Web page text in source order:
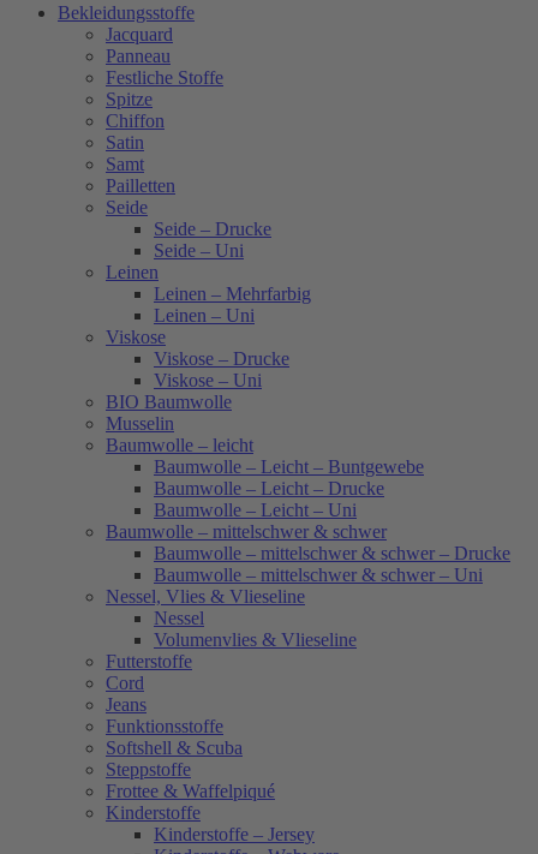
Bekleidungsstoffe
Jacquard
Panneau
Festliche Stoffe
Spitze
Chiffon
Satin
Samt
Pailletten
Seide
Seide – Drucke
Seide – Uni
Leinen
Leinen – Mehrfarbig
Leinen – Uni
Viskose
Viskose – Drucke
Viskose – Uni
BIO Baumwolle
Musselin
Baumwolle – leicht
Baumwolle – Leicht – Buntgewebe
Baumwolle – Leicht – Drucke
Baumwolle – Leicht – Uni
Baumwolle – mittelschwer & schwer
Baumwolle – mittelschwer & schwer – Drucke
Baumwolle – mittelschwer & schwer – Uni
Nessel, Vlies & Vlieseline
Nessel
Volumenvlies & Vlieseline
Futterstoffe
Cord
Jeans
Funktionsstoffe
Softshell & Scuba
Steppstoffe
Frottee & Waffelpiqué
Kinderstoffe
Kinderstoffe – Jersey